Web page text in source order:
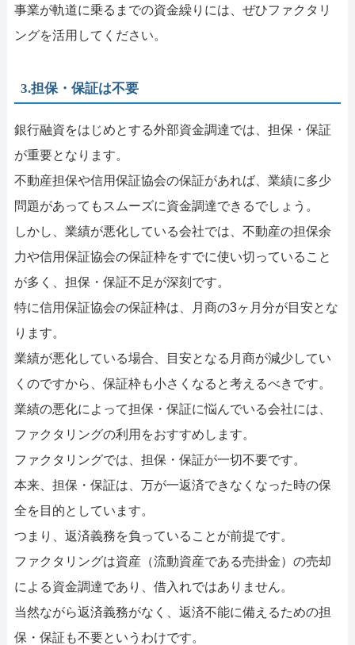
事業が軌道に乗るまでの資金繰りには、ぜひファクタリ
ングを活用してください。
3.担保・保証は不要
銀行融資をはじめとする外部資金調達では、担保・保証
が重要となります。
不動産担保や信用保証協会の保証があれば、業績に多少
問題があってもスムーズに資金調達できるでしょう。
しかし、業績が悪化している会社では、不動産の担保余
力や信用保証協会の保証枠をすでに使い切っていること
が多く、担保・保証不足が深刻です。
特に信用保証協会の保証枠は、月商の3ヶ月分が目安とな
ります。
業績が悪化している場合、目安となる月商が減少してい
くのですから、保証枠も小さくなると考えるべきです。
業績の悪化によって担保・保証に悩んでいる会社には、
ファクタリングの利用をおすすめします。
ファクタリングでは、担保・保証が一切不要です。
本来、担保・保証は、万が一返済できなくなった時の保
全を目的としています。
つまり、返済義務を負っていることが前提です。
ファクタリングは資産（流動資産である売掛金）の売却
による資金調達であり、借入れではありません。
当然ながら返済義務がなく、返済不能に備えるための担
保・保証も不要というわけです。